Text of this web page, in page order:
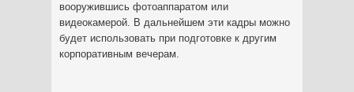
вооружившись фотоаппаратом или
видеокамерой. В дальнейшем эти кадры можно
будет использовать при подготовке к другим
корпоративным вечерам.